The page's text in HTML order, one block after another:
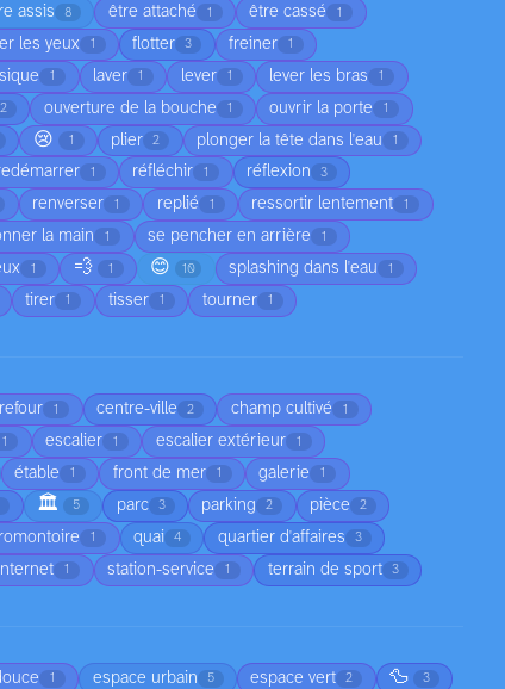
assis 8 être attaché 1 être cassé 1
les yeux 1 flotter 3 freiner 1
1 laver 1 lever 1 lever les bras 1
2 ouverture de la bouche 1 ouvrir la porte 1
😢 1 plier 2 plonger la tête dans l'eau 1
1 réfléchir 1 réflexion 3
renverser 1 replié 1 ressortir lentement 1
la main 1 se pencher en arrière 1
1 💨 1 😊 10 splashing dans l'eau 1
tirer 1 tisser 1 tourner 1
1 centre-ville 2 champ cultivé 1
1 escalier 1 escalier extérieur 1
étable 1 front de mer 1 galerie 1
🏛️ 5 parc 3 parking 2 pièce 2
1 quai 4 quartier d'affaires 3
1 station-service 1 terrain de sport 3
1 espace urbain 5 espace vert 2 🦆 3